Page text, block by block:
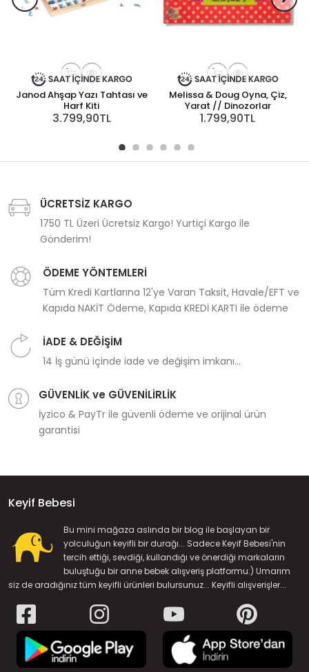
Janod Ahşap Yazı Tahtası ve
Harf Kiti
3.799,90TL
Melissa & Doug Oyna, Çiz,
Yarat // Dinozorlar
1.799,90TL
ÜCRETSİZ KARGO
1750 TL Üzeri Ücretsiz Kargo! Yurtiçi Kargo ile
Gönderim!
ÖDEME YÖNTEMLERİ
Tüm Kredi Kartlarına 12'ye Varan Taksit, Havale/EFT ve
Kapıda NAKİT Ödeme, Kapıda KREDİ KARTI ile ödeme
İADE & DEĞİŞİM
14 İş günü içinde iade ve değişim imkanı...
GÜVENLİK ve GÜVENİLİRLİK
İyzico & PayTr ile güvenli ödeme ve orijinal ürün
garantisi
Keyif Bebesi
Bu mini mağaza aslında bir blog ile başlayan bir
yolculuğun keyifli bir durağı... Sadece Keyif Bebesi'nin
tercih ettiği, sevdiği, kullandığı ve önerdiği markaların
buluştuğu bir anne bebek alışveriş platformu:) Umarım
siz de aradığınız tüm keyifli ürünleri bulursunuz... Keyifli alışverişler...